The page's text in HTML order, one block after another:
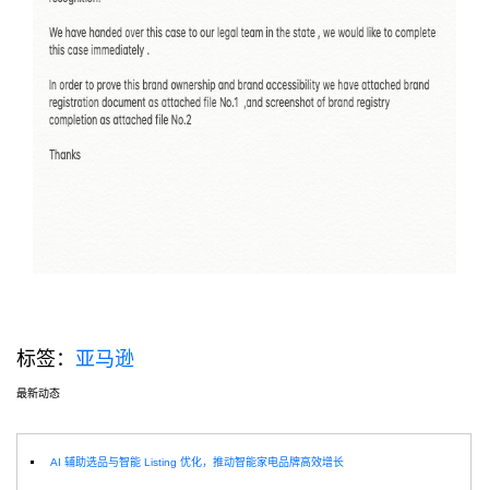
标签： 亚马逊
最新动态
AI 辅助选品与智能 Listing 优化，推动智能家电品牌高效增长